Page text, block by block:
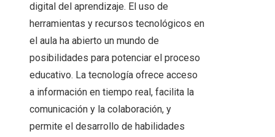
digital del aprendizaje. El uso de
herramientas y recursos tecnológicos en
el aula ha abierto un mundo de
posibilidades para potenciar el proceso
educativo. La tecnología ofrece acceso
a información en tiempo real, facilita la
comunicación y la colaboración, y
permite el desarrollo de habilidades